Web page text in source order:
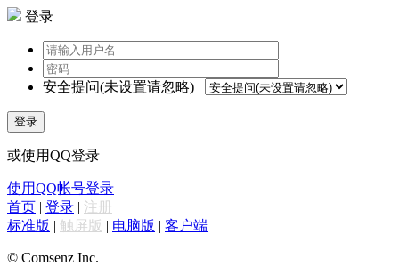
登录
安全提问(未设置请忽略)
登录
或使用QQ登录
使用QQ帐号登录
首页 | 登录 | 注册
标准版 | 触屏版 | 电脑版 | 客户端
© Comsenz Inc.